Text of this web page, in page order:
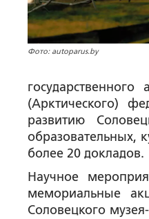
Фото: autoparus.by
государственного
(Арктического)
развитию
образовательных,
более 20 докладов.
Научное
мемориальные
Соловецкого